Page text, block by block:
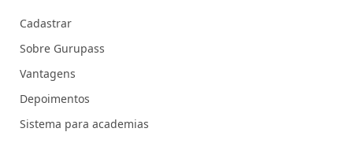
Cadastrar
Sobre Gurupass
Vantagens
Depoimentos
Sistema para academias